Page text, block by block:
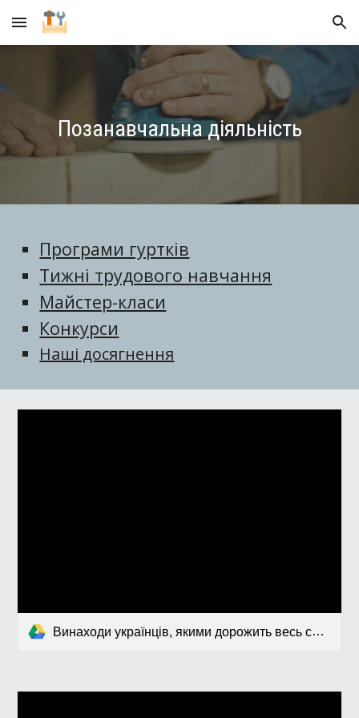
Skip to main content Skip to navigation
Позанавчальна діяльність
Програми гуртків
Тижні трудового навчання
Майстер-класи
Конкурси
Наші досягнення
Винаходи українців, якими дорожить весь світ.pptx